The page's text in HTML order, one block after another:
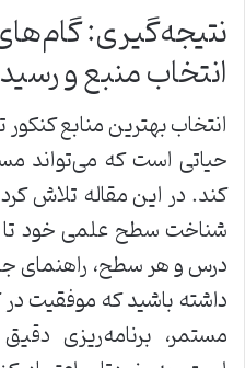
نتیجه‌گیری:
انتخاب منبع و
انتخاب بهترین منابع
حیاتی است که می‌تواند
شناخت سطح علمی خود تا
درس و هر سطح، راهنمای
داشته باشید که موفقیت در
مستمر، برنامه‌ریزی